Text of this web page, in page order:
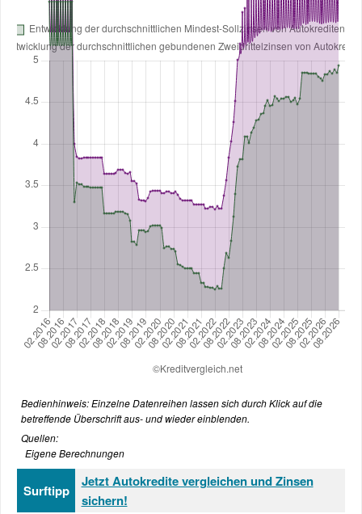
Bedienhinweis: Einzelne Datenreihen lassen sich durch Klick auf die
betreffende Überschrift aus- und wieder einblenden.
Quellen:
Eigene Berechnungen
Surftipp
Jetzt Autokredite vergleichen und Zinsen
sichern!